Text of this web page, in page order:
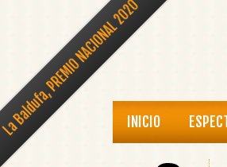
La Baldufa, PREMIO NACIONAL 2020INICIO